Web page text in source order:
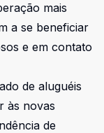
mais
a se beneficiar
e em contato
de aluguéis
às novas
de